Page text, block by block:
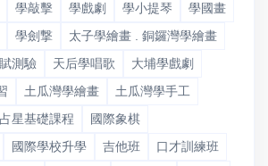
學敲擊 學戲劇 學小提琴
學國畫
學劍撃
太子學繪畫 . 銅鑼灣學繪畫
測驗 天后學唱歌
大埔學戲劇
土瓜灣學繪畫
土瓜灣學手工
星基礎課程
國際象棋
國際學校升學 吉他班
口才訓練班